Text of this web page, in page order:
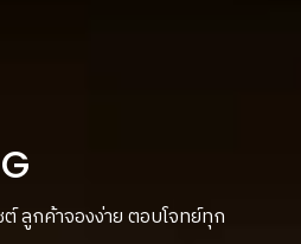
ลูกค้าจองง่าย ตอบโจทย์ทุก